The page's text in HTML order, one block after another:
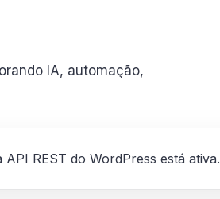
IA, automação,
REST do WordPress está ativa.